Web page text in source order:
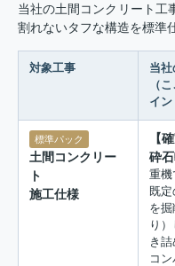
当社の土間コンクリート工
割れないタフな構造を標準
対象工事
当
（
イン
標準パック
土間コンクリー
ト
施工仕様
【
砕石
重機
既定
を掘
り
き
コ